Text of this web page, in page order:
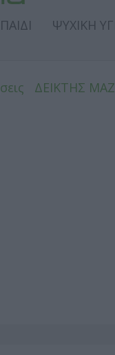
ΠΑΙΔΙ ΨΥΧΙΚΗ
ΔΕΙΚΤΗΣ